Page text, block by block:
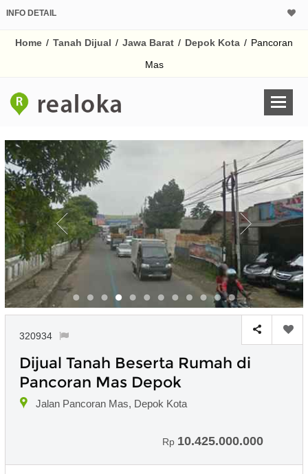
INFO DETAIL
Home / Tanah Dijual / Jawa Barat / Depok Kota / Pancoran
Mas
320934
Dijual Tanah Beserta Rumah di
Pancoran Mas Depok
Jalan Pancoran Mas, Depok Kota
Rp 10.425.000.000
% /th
Untuk hasil simulasi
pada kotak-
Simpan